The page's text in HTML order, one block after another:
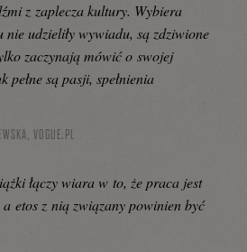
z zaplecza kultury. Wybiera
udzieliły wywiadu, są zdziwione
zaczynają mówić o swojej
pełne są pasji, spełnienia
VOGUE.PL
łączy wiara w to, że praca jest
etos z nią związany powinien być